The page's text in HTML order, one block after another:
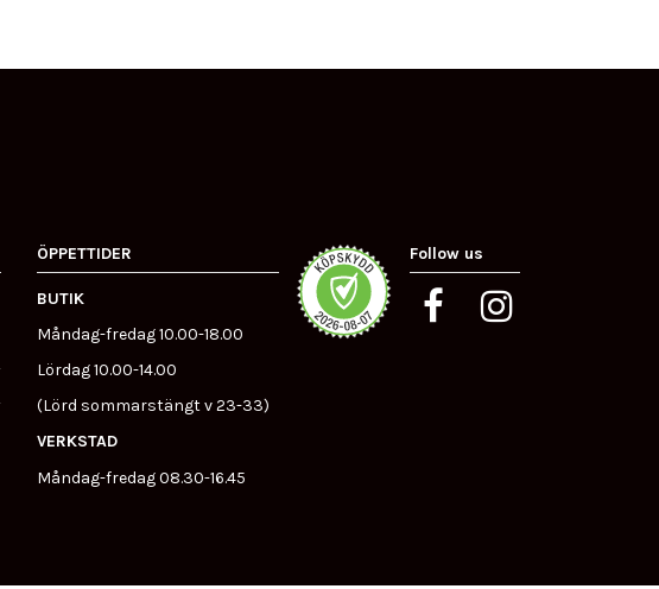
ÖPPETTIDER
BUTIK
Måndag-fredag 10.00-18.00
Lördag 10.00-14.00
(Lörd sommarstängt v 23-33)
VERKSTAD
Måndag-fredag 08.30-16.45
Follow us